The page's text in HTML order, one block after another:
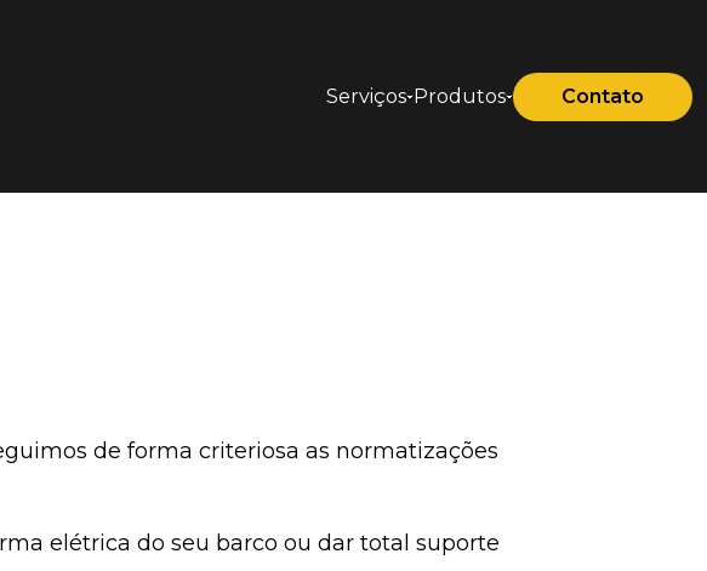
Serviços Produtos Contato
de forma criteriosa as normatizações
elétrica do seu barco ou dar total suporte